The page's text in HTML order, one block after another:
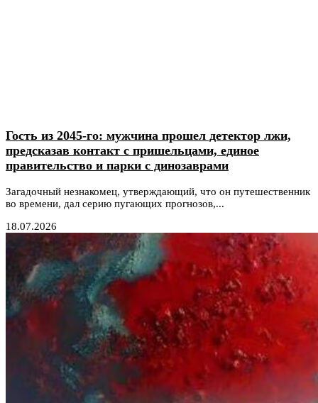
Гость из 2045-го: мужчина прошел детектор лжи,
предсказав контакт с пришельцами, единое
правительство и парки с динозаврами
Загадочный незнакомец, утверждающий, что он путешественник
во времени, дал серию пугающих прогнозов,...
18.07.2026